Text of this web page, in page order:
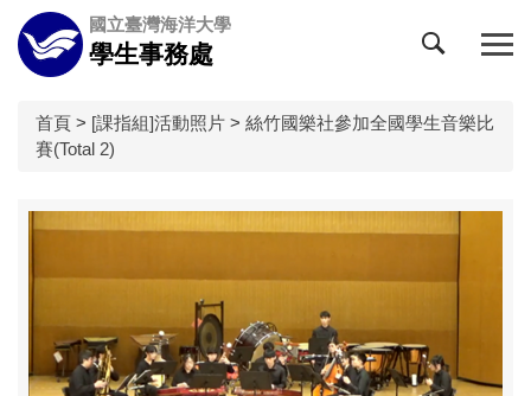
跳
到
主
國立臺灣海洋大學
學生事務處
首頁 > [課指組]活動照片 > 絲竹國樂社參加全國學生音樂比
賽(Total 2)